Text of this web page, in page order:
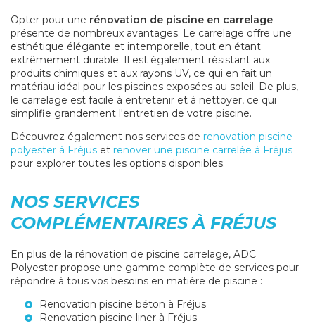
Opter pour une rénovation de piscine en carrelage
présente de nombreux avantages. Le carrelage offre une
esthétique élégante et intemporelle, tout en étant
extrêmement durable. Il est également résistant aux
produits chimiques et aux rayons UV, ce qui en fait un
matériau idéal pour les piscines exposées au soleil. De plus,
le carrelage est facile à entretenir et à nettoyer, ce qui
simplifie grandement l'entretien de votre piscine.
Découvrez également nos services de renovation piscine
polyester à Fréjus et renover une piscine carrelée à Fréjus
pour explorer toutes les options disponibles.
NOS SERVICES
COMPLÉMENTAIRES À FRÉJUS
En plus de la rénovation de piscine carrelage, ADC
Polyester propose une gamme complète de services pour
répondre à tous vos besoins en matière de piscine :
Renovation piscine béton à Fréjus
Renovation piscine liner à Fréjus